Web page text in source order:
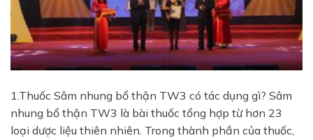
1.Thuốc Sâm nhung bổ thận TW3 có tác dụng gì? Sâm
nhung bổ thận TW3 là bài thuốc tổng hợp từ hơn 23
loại dược liệu thiên nhiên. Trong thành phần của thuốc,